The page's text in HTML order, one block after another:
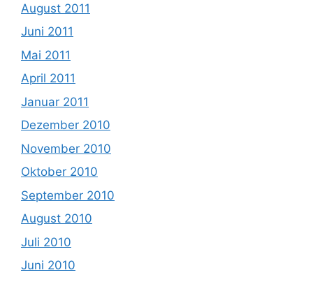
August 2011
Juni 2011
Mai 2011
April 2011
Januar 2011
Dezember 2010
November 2010
Oktober 2010
September 2010
August 2010
Juli 2010
Juni 2010